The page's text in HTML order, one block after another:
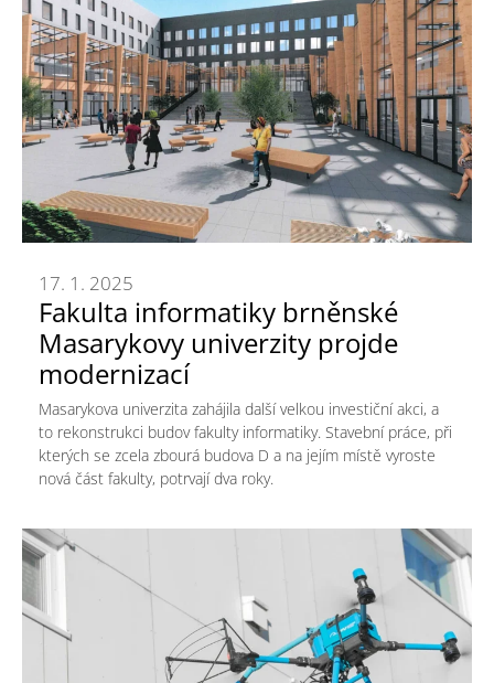
Fakulta informatiky brněnské
Masarykovy univerzity projde
modernizací
17. 1. 2025
Masarykova univerzita zahájila další velkou investiční akci, a
to rekonstrukci budov fakulty informatiky. Stavební práce, při
kterých se zcela zbourá budova D a na jejím místě vyroste
nová část fakulty, potrvají dva roky.